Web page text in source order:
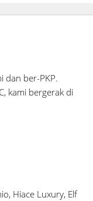
dan ber-PKP.
kami bergerak di
Hiace Luxury, Elf